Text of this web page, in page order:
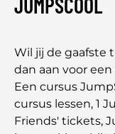
JUMPSCOOL
Wil jij de gaafste
dan aan voor
Een cursus
cursus lessen, 1
Friends' tickets,